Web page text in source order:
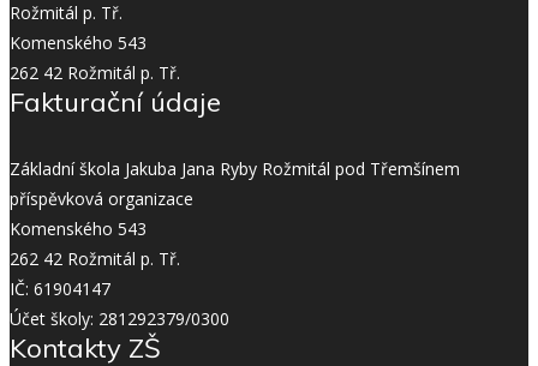
Rožmitál p. Tř.
Komenského 543
262 42 Rožmitál p. Tř.
Fakturační údaje
Základní škola Jakuba Jana Ryby Rožmitál pod Třemšínem
příspěvková organizace
Komenského 543
262 42 Rožmitál p. Tř.
IČ: 61904147
Účet školy: 281292379/0300
Kontakty ZŠ